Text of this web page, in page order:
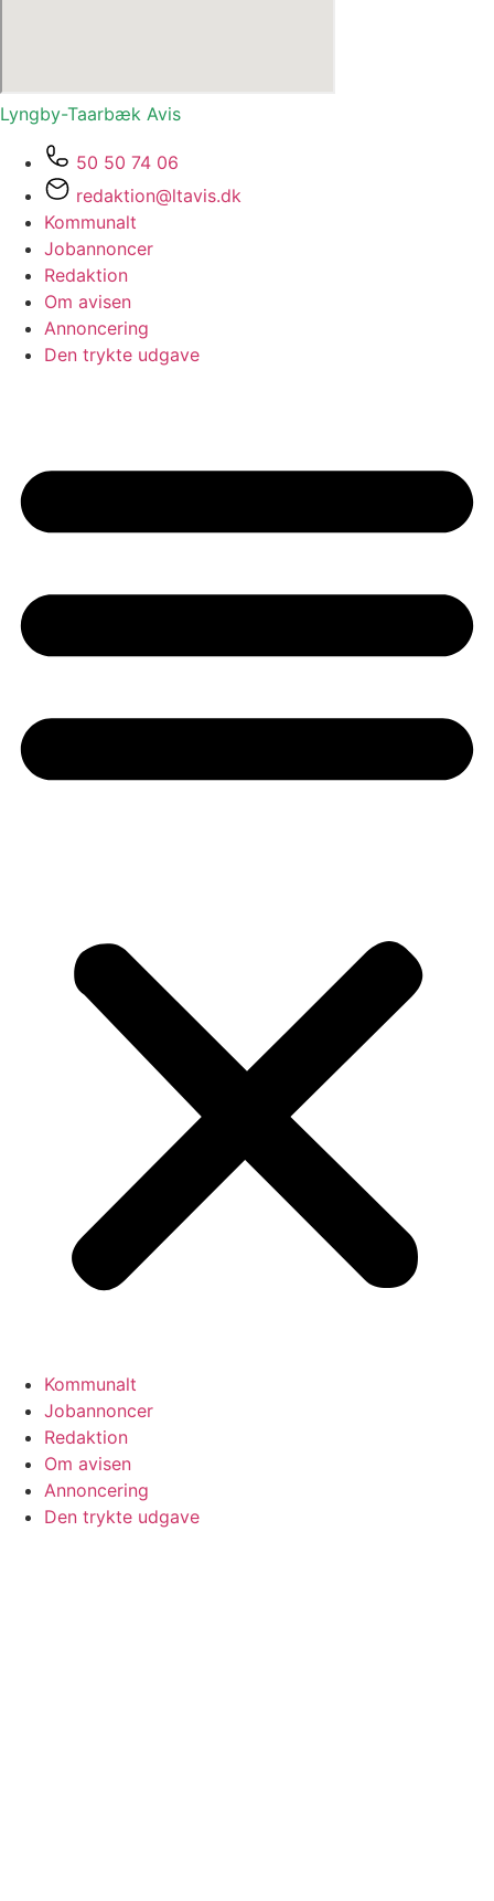
Lyngby-Taarbæk Avis
50 50 74 06
redaktion@ltavis.dk
Kommunalt
Jobannoncer
Redaktion
Om avisen
Annoncering
Den trykte udgave
Kommunalt
Jobannoncer
Redaktion
Om avisen
Annoncering
Den trykte udgave